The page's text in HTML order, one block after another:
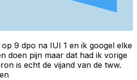
9 dpo na IUI 1 en ik googel elke
doen pijn maar dat had ik vorige
is echt de vijand van de tww.